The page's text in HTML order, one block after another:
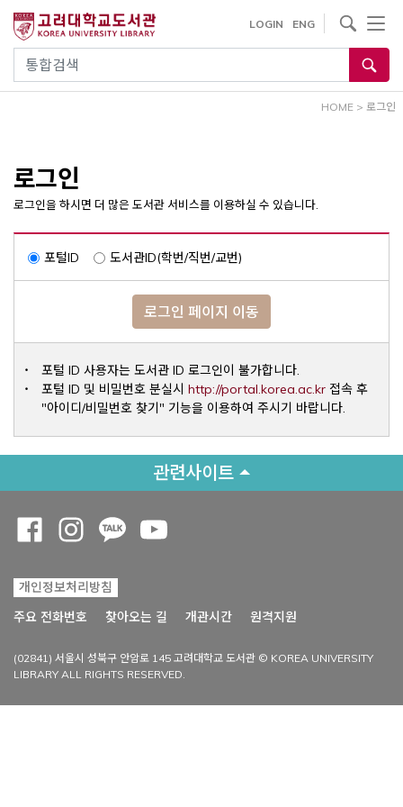
건
통합검색
LOGIN ENG
사이트내 검색
HOME > 로그인
로그인
로그인을 하시면 더 많은 도서관 서비스를 이용하실 수 있습니다.
포털ID 도서관ID(학번/직번/교번)
로그인 페이지 이동
포털 ID 사용자는 도서관 ID 로그인이 불가합니다.
포털 ID 및 비밀번호 분실시 http://portal.korea.ac.krOpens a
접속 후
"아이디/비밀번호 찾기" 기능을 이용하여 주시기 바랍니다.
관련사이트
개인정보처리방침
주요 전화번호
찾아오는 길 개관시간 원격지원
(02841) 서울시 성북구 안암로 145 고려대학교 도서관 © KOREA UNIVERSITY
LIBRARY ALL RIGHTS RESERVED.
Opens a new window
Opens a new window
Opens a new window